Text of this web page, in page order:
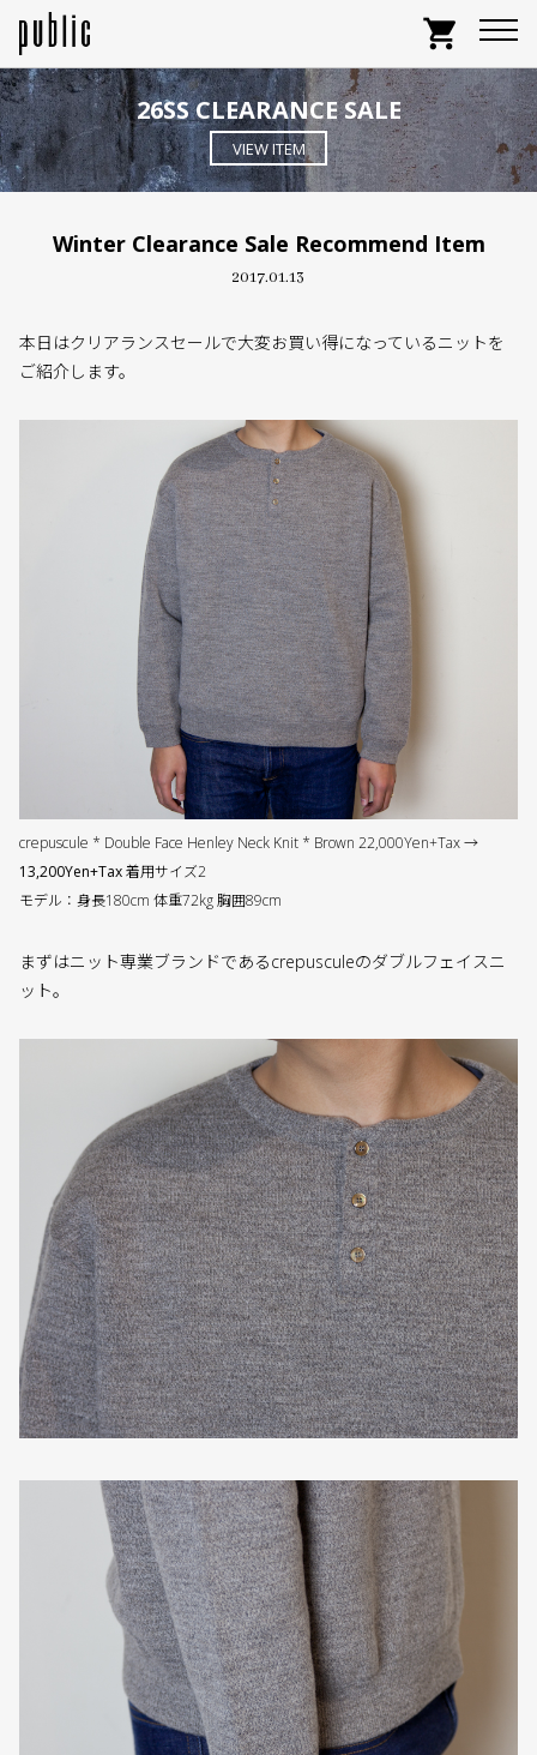
shopping_cart
26SS CLEARANCE SALE
VIEW ITEM
Winter Clearance Sale Recommend Item
2017.01.13
本日はクリアランスセールで大変お買い得になっているニットを
ご紹介します。
crepuscule * Double Face Henley Neck Knit * Brown 22,000Yen+Tax →
13,200Yen+Tax着用サイズ2
モデル：身長180cm 体重72kg 胸囲89cm
まずはニット専業ブランドであるcrepusculeのダブルフェイスニ
ット。